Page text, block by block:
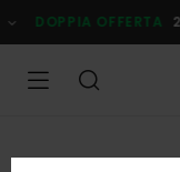
alle
informazioni
prodotto
DOPPIA OFFERTA